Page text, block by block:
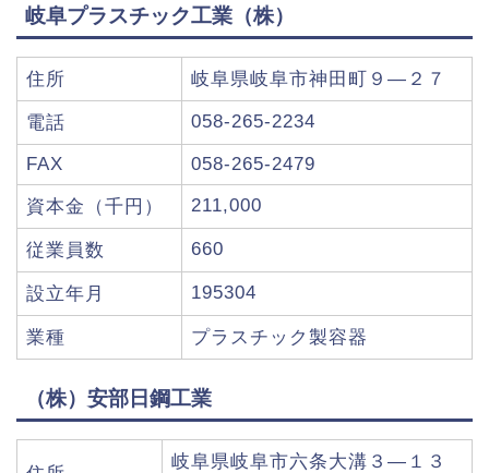
岐阜プラスチック工業（株）
住所 岐阜県岐阜市神田町９―２７
電話 058-265-2234
FAX 058-265-2479
資本金（千円） 211,000
従業員数 660
設立年月 195304
業種 プラスチック製容器
（株）安部日鋼工業
岐阜県岐阜市六条大溝３―１３